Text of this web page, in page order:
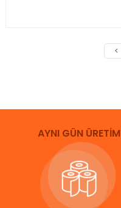
<
AYNI GÜN ÜRETİM